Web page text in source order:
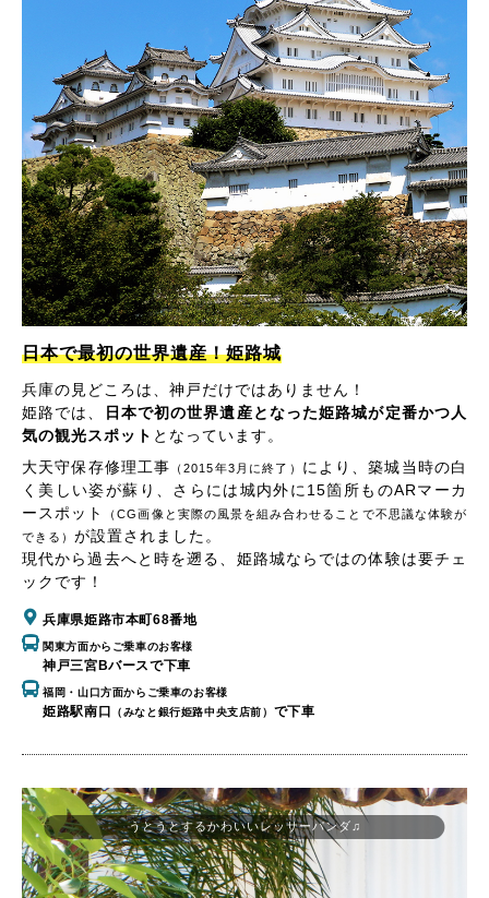
日本で最初の世界遺産！姫路城
兵庫の見どころは、神戸だけではありません！
姫路では、
日本で初の世界遺産となった姫路城が定番かつ人
気の観光スポット となっています。
大天守保存修理工事
（2015年3月に終了）
により、築城当時の白
く美しい姿が蘇り、さらには城内外に15箇所ものARマーカ
ースポット
（CG画像と実際の風景を組み合わせることで不思議な体験が
できる） が設置されました。
現代から過去へと時を遡る、姫路城ならではの体験は要チェ
ックです！
兵庫県姫路市本町68番地
関東方面からご乗車のお客様
神戸三宮Bバースで下車
福岡・山口方面からご乗車のお客様
姫路駅南口 （みなと銀行姫路中央支店前） で下車
うとうとするかわいいレッサーパンダ♫